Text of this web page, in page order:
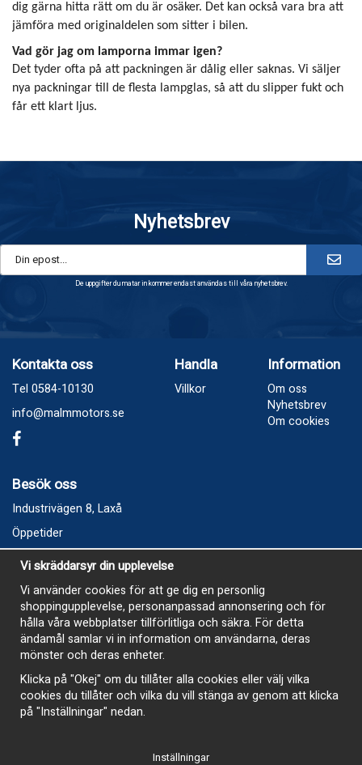
dig gärna hitta rätt om du är osäker. Det kan också vara bra att
jämföra med originaldelen som sitter i bilen.
Vad gör jag om lamporna immar igen?
Det tyder ofta på att packningen är dålig eller saknas. Vi säljer
nya packningar till de flesta lampglas, så att du slipper fukt och
får ett klart ljus.
Nyhetsbrev
De uppgifter du matar in kommer endast användas till våra nyhetsbrev.
Kontakta oss
Tel 0584-10130
info@malmmotors.se
Handla
Villkor
Information
Om oss
Nyhetsbrev
Om cookies
Besök oss
Industrivägen 8, Laxå
Öppetider
Vecka 32
Måndag kl 9-12, kl 13 - 15
Onsdag kl 9-12, kl 13 - 15
Tisdag, Tordag och Fredag stängt
E-Handelsbutiken är öppen och paket skickas hela
sommaren
Vi skräddarsyr din upplevelse
Vi använder cookies för att ge dig en personlig
shoppingupplevelse, personanpassad annonsering och för
hålla våra webbplatser tillförlitliga och säkra. För detta
ändamål samlar vi in information om användarna, deras
mönster och deras enheter.
Klicka på "Okej" om du tillåter alla cookies eller välj vilka
cookies du tillåter och vilka du vill stänga av genom att klicka
på "Inställningar" nedan.
Inställningar